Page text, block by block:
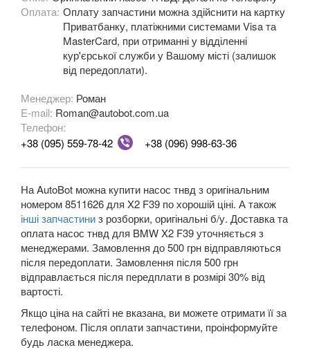
M3 E90/E92/E93
3 Series F30, F31, F36
3 Series F34
M3 F80
3 Series G20/G21
4 Series F33
4 Series F36
M4 F82/F83
5 Series E39
M5 E39
5 Series E60
Оплата: Оплату запчастини можна здійснити на картку
Приватбанку, платіжними системами Visa та
MasterCard, при отриманні у відділенні
кур'єрської служби у Вашому місті (залишок
від передоплати).
Менеджер: Роман
E-mail: Roman@autobot.com.ua
Телефон:
+38 (095) 559-78-42
+38 (096) 998-63-36
На AutoBot можна купити насос тнвд з оригінальним
номером 8511626 для X2 F39 по хорошій ціні. А також
інші запчастиниз розборки, оригінальні б/у. Доставка та
оплата насос тнвд для BMW X2 F39 уточняється з
менеджерами. Замовлення до 500 грн відправляються
після передоплати. Замовлення після 500 грн
відправлається після передплати в розмірі 30% від
вартості.
Якщо ціна на сайті не вказана, ви можете отримати її за
телефоном. Після оплати запчастини, проінформуйте
будь ласка менеджера.